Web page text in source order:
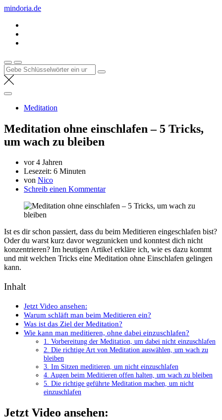
Zum
springen
mindoria.de
Suche
nach:
Meditation
Meditation ohne einschlafen – 5 Tricks,
um wach zu bleiben
vor 4 Jahren
Lesezeit: 6 Minuten
von Nico
Schreib einen Kommentar
Ist es dir schon passiert, dass du beim Meditieren eingeschlafen bist?
Oder du warst kurz davor wegzunicken und konntest dich nicht
konzentrieren? Im heutigen Artikel erkläre ich, wie es dazu kommt
und mit welchen Tricks eine Meditation ohne Einschlafen gelingen
kann.
Inhalt
Jetzt Video ansehen:
Warum schläft man beim Meditieren ein?
Was ist das Ziel der Meditation?
Wie kann man meditieren, ohne dabei einzuschlafen?
1. Vorbereitung der Meditation, um dabei nicht einzuschlafen
2. Die richtige Art von Meditation auswählen, um wach zu
bleiben
3. Im Sitzen meditieren, um nicht einzuschlafen
4. Augen beim Meditieren offen halten, um wach zu bleiben
5. Die richtige geführte Meditation machen, um nicht
einzuschlafen
Jetzt Video ansehen: